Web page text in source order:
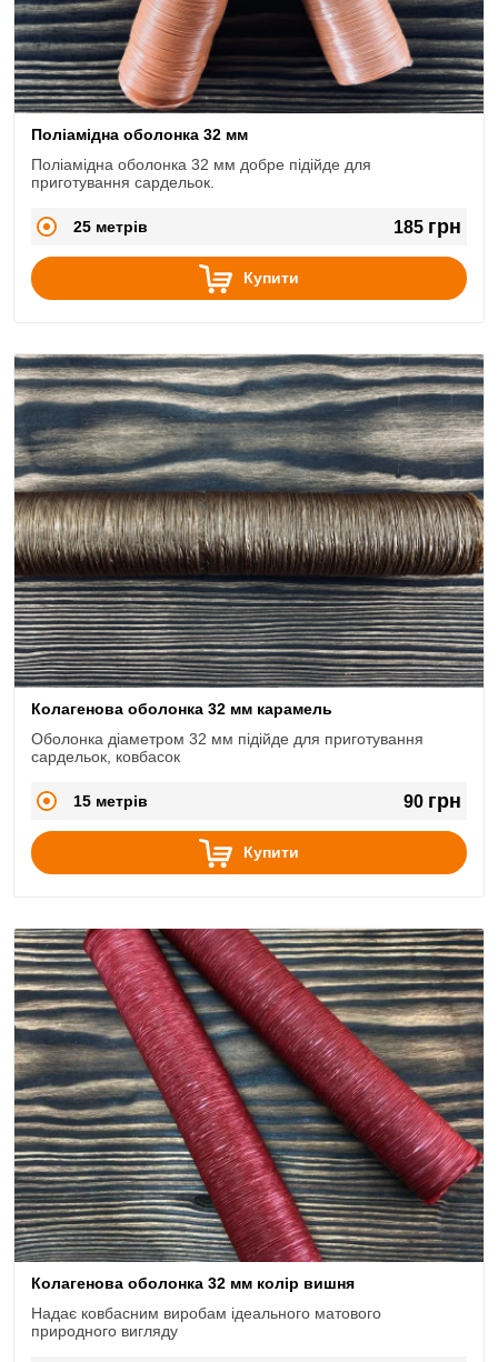
Поліамідна оболонка 32 мм
Поліамідна оболонка 32 мм добре підійде для
приготування сардельок.
25 метрів 185 грн
Купити
Колагенова оболонка 32 мм карамель
Оболонка діаметром 32 мм підійде для приготування
сардельок, ковбасок
15 метрів 90 грн
Купити
Колагенова оболонка 32 мм колір вишня
Надає ковбасним виробам ідеального матового
природного вигляду